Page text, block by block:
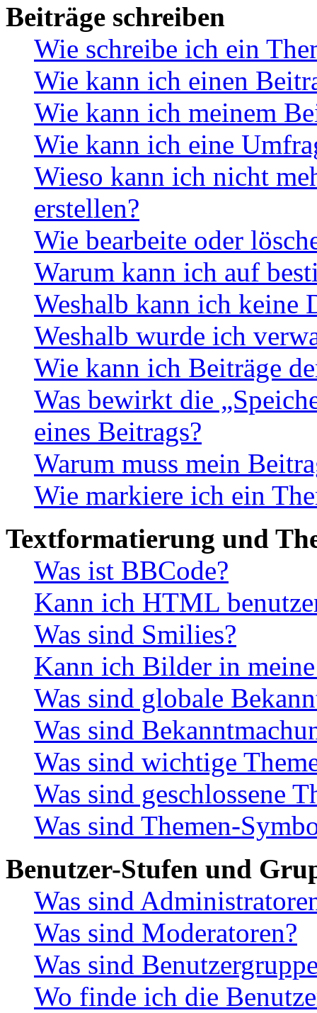
Beiträge schreiben
Wie schreibe ich ein
Wie kann ich einen
Wie kann ich meinem
Wie kann ich eine
Wieso kann ich nicht
erstellen?
Wie bearbeite oder
Warum kann ich auf
Weshalb kann ich keine
Weshalb wurde ich
Wie kann ich Beiträge
Was bewirkt die
eines Beitrags?
Warum muss mein
Wie markiere ich ein
Textformatierung und
Was ist BBCode?
Kann ich HTML
Was sind Smilies?
Kann ich Bilder in
Was sind globale
Was sind
Was sind wichtige
Was sind geschlossene
Was sind Themen-
Benutzer-Stufen und
Was sind
Was sind Moderatoren?
Was sind
Wo finde ich die